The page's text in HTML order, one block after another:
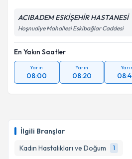
İlgili Branşlar
Kadın Hastalıkları ve Doğum
1
ACIBADEM ESKİŞEHİR HASTANESİ
Hoşnudiye Mahallesi Eskibağlar Caddesi
En Yakın Saatler
Yarın
08:00
Yarın
08:20